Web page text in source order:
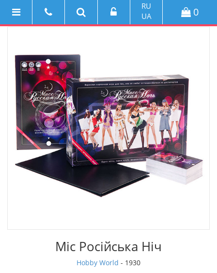
RU
UA
0
Міс Російська Ніч
Hobby World - 1930